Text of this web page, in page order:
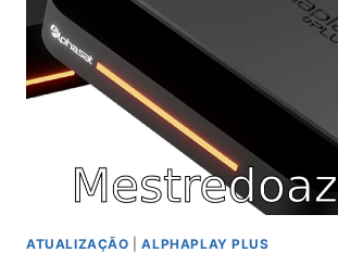
05/11/2025
ATUALIZAÇÃO |ALPHAPLAY PLUS